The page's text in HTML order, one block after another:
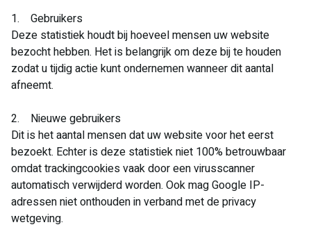
1. Gebruikers
Deze statistiek houdt bij hoeveel mensen uw website
bezocht hebben. Het is belangrijk om deze bij te houden
zodat u tijdig actie kunt ondernemen wanneer dit aantal
afneemt.
2. Nieuwe gebruikers
Dit is het aantal mensen dat uw website voor het eerst
bezoekt. Echter is deze statistiek niet 100% betrouwbaar
omdat trackingcookies vaak door een virusscanner
automatisch verwijderd worden. Ook mag Google IP-
adressen niet onthouden in verband met de privacy
wetgeving.